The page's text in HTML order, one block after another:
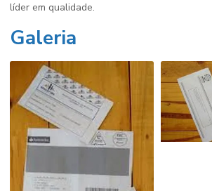
líder em qualidade.
Galeria